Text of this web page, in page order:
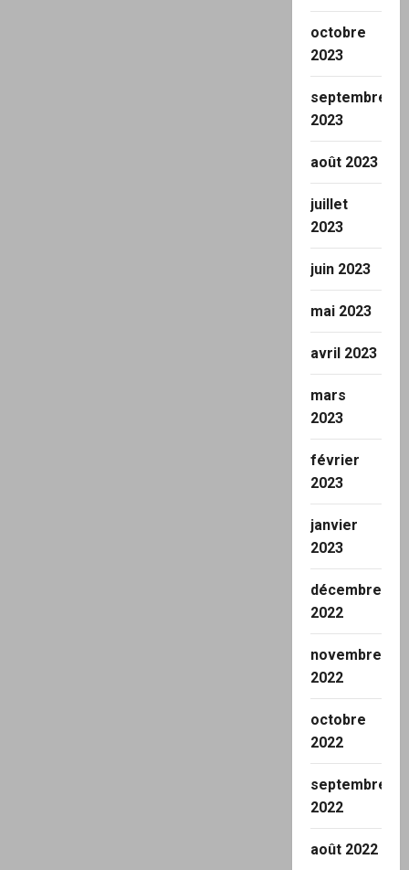
octobre
2023
septembre
2023
août 2023
juillet
2023
juin 2023
mai 2023
avril 2023
mars
2023
février
2023
janvier
2023
décembre
2022
novembre
2022
octobre
2022
septembre
2022
août 2022